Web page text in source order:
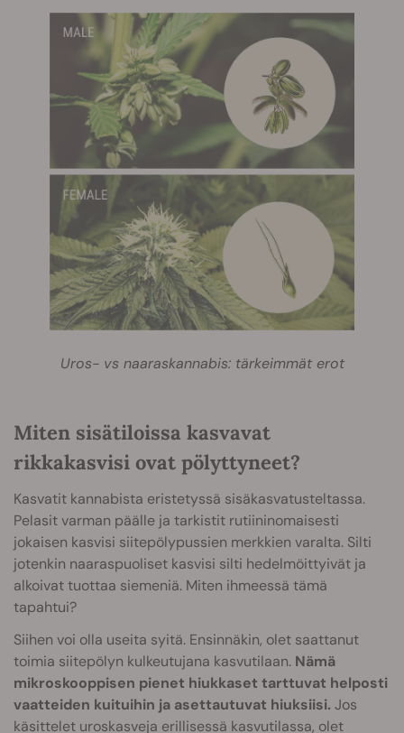
Uros- vs naaraskannabis: tärkeimmät erot
Miten sisätiloissa kasvavat
rikkakasvisi ovat pölyttyneet?
Kasvatit kannabista eristetyssä sisäkasvatusteltassa.
Pelasit varman päälle ja tarkistit rutiininomaisesti
jokaisen kasvisi siitepölypussien merkkien varalta. Silti
jotenkin naaraspuoliset kasvisi silti hedelmöittyivät ja
alkoivat tuottaa siemeniä. Miten ihmeessä tämä
tapahtui?
Siihen voi olla useita syitä. Ensinnäkin, olet saattanut
toimia siitepölyn kulkeutujana kasvutilaan. Nämä
mikroskooppisen pienet hiukkaset tarttuvat helposti
vaatteiden kuituihin ja asettautuvat hiuksiisi. Jos
käsittelet uroskasveja erillisessä kasvutilassa, olet